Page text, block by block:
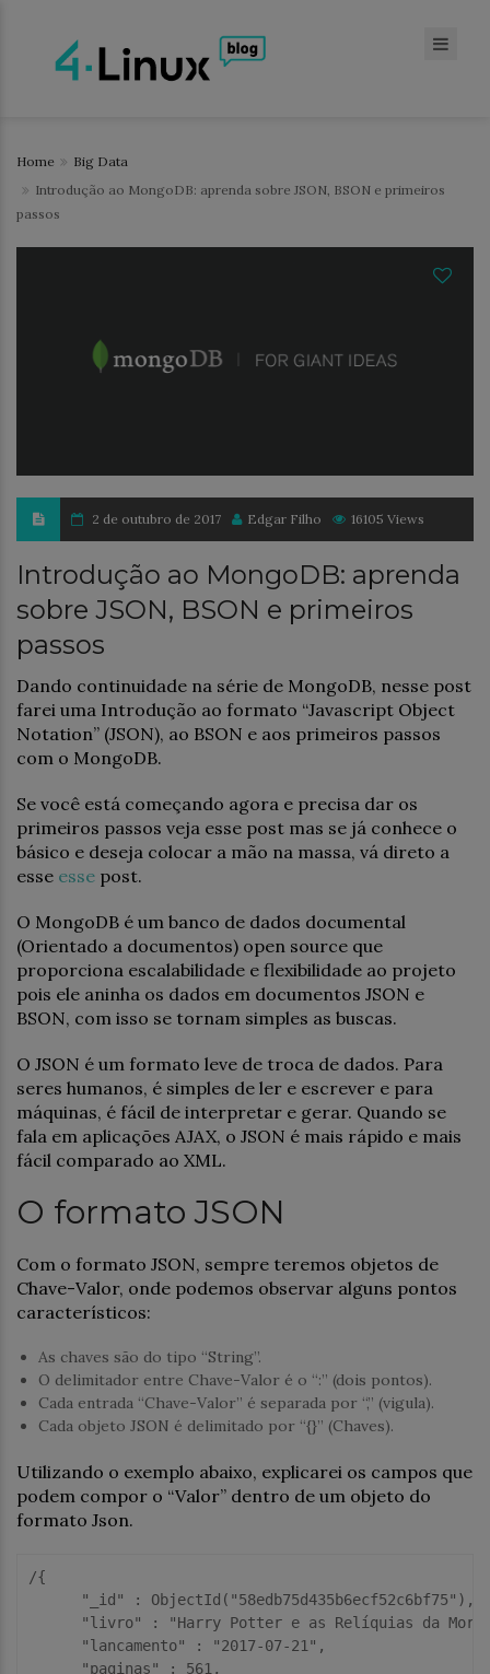
Home
Big Data
Introdução ao MongoDB: aprenda sobre JSON, BSON e primeiros
passos
2 de outubro de 2017 Edgar Filho 16105 Views
Introdução ao MongoDB: aprenda
sobre JSON, BSON e primeiros
passos
Dando continuidade na série de MongoDB, nesse post
farei uma Introdução ao formato “Javascript Object
Notation” (JSON), ao BSON e aos primeiros passos
com o MongoDB.
Se você está começando agora e precisa dar os
primeiros passos veja esse post mas se já conhece o
básico e deseja colocar a mão na massa, vá direto a
esse esse post.
O MongoDB é um banco de dados documental
(Orientado a documentos) open source que
proporciona escalabilidade e flexibilidade ao projeto
pois ele aninha os dados em documentos JSON e
BSON, com isso se tornam simples as buscas.
O JSON é um formato leve de troca de dados. Para
seres humanos, é simples de ler e escrever e para
máquinas, é fácil de interpretar e gerar. Quando se
fala em aplicações AJAX, o JSON é mais rápido e mais
fácil comparado ao XML.
O formato JSON
Com o formato JSON, sempre teremos objetos de
Chave-Valor, onde podemos observar alguns pontos
característicos:
As chaves são do tipo “String”.
O delimitador entre Chave-Valor é o “:” (dois pontos).
Cada entrada “Chave-Valor” é separada por “,” (vigula).
Cada objeto JSON é delimitado por “{}” (Chaves).
Utilizando o exemplo abaixo, explicarei os campos que
podem compor o “Valor” dentro de um objeto do
formato Json.
/{
      "_id" : ObjectId("58edb75d435b6ecf52c6bf75"),
"livro" : "Harry Potter e as Relíquias da
      "lancamento" : "2017-07-21",
      "paginas" : 561,